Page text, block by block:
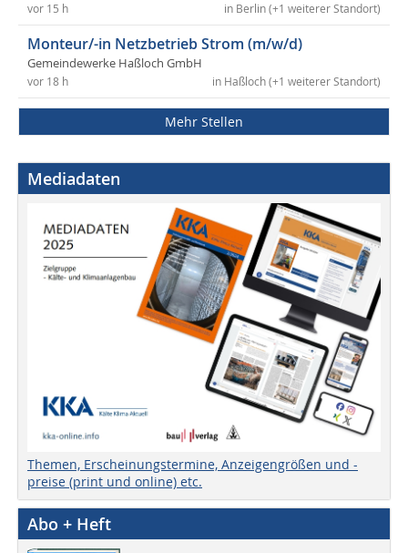
in Berlin (+1 weiterer Standort)
vor 15 h
Monteur/-in Netzbetrieb Strom (m/w/d)
Gemeindewerke Haßloch GmbH
in Haßloch (+1 weiterer Standort)
vor 18 h
Mehr Stellen
Mediadaten
Themen, Erscheinungstermine, Anzeigengrößen und -
preise (print und online) etc.
Abo + Heft